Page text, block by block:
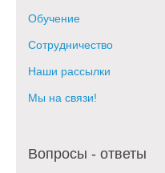
Обучение
Сотрудничество
Наши рассылки
Мы на связи!
Вопросы - ответы